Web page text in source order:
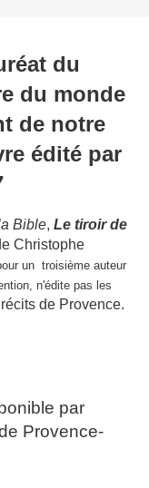
du
du monde
de notre
édité par
Bible, Le tiroir de
Christophe
un troisième auteur
n'édite pas les
de Provence.
par
Provence-